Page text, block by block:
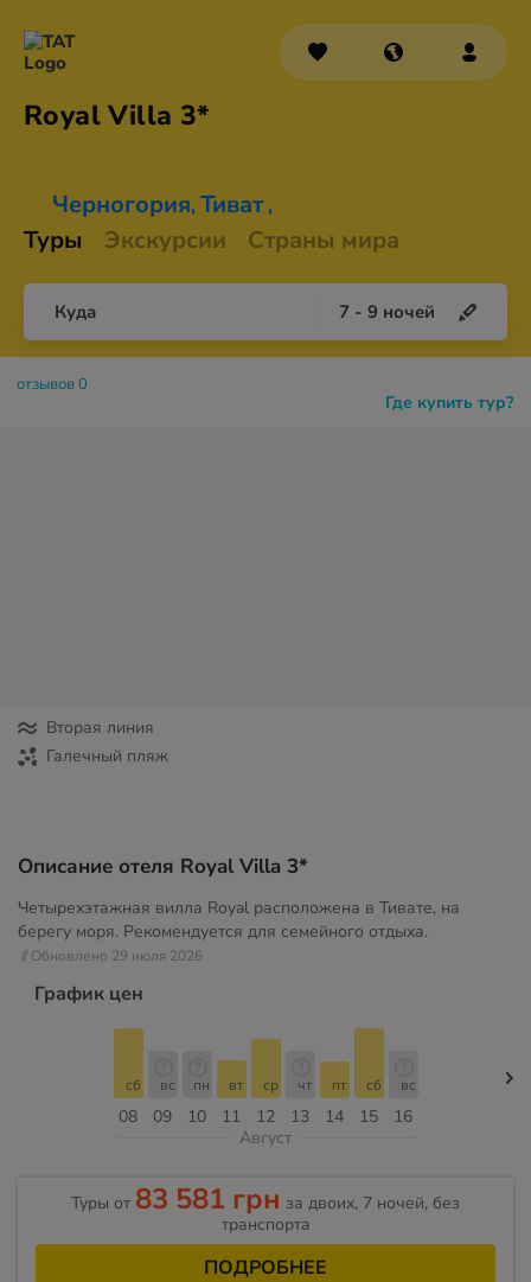
RoyalVilla 3*
Черногория, Тиват,
Туры Экскурсии Страны мира
Куда 7 - 9 ночей
Где купить тур?
отзывов 0
Вторая линия
Галечный пляж
Описание отеля Royal Villa 3*
Четырехэтажная вилла Royal расположена в Тивате, на
берегу моря. Рекомендуется для семейного отдыха.
// Обновлено 29 июля 2026
График цен
08
сб
09
вс
10
пн
11
вт
12
ср
13
чт
14
пт
15
сб
16
вс
Август
Туры от 83 581 грн за двоих, 7 ночей, без
транспорта
ПОДРОБНЕЕ